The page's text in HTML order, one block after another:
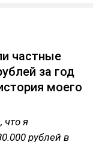
частные
за год
моего
что я
рублей в